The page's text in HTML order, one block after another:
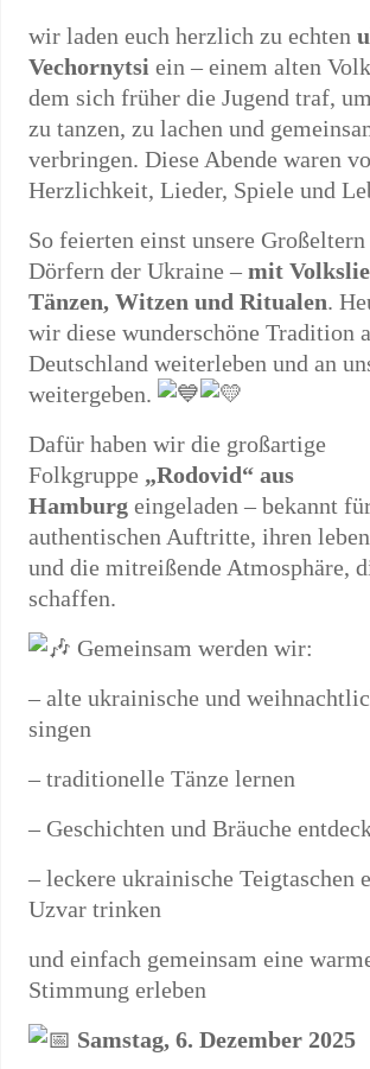
wir laden euch herzlich zu echten
Vechornytsi ein – einem alten
dem sich früher die Jugend traf,
zu tanzen, zu lachen und
verbringen. Diese Abende waren
Herzlichkeit, Lieder, Spiele und
So feierten einst unsere
Dörfern der Ukraine – mit
Tänzen, Witzen und Ritualen.
wir diese wunderschöne Tradition
Deutschland weiterleben und an
weitergeben.
Dafür haben wir die großartige
Folkgruppe „Rodovid“ aus
Hamburg eingeladen – bekannt
authentischen Auftritte, ihren
und die mitreißende Atmosphäre,
schaffen.
Gemeinsam werden wir:
– alte ukrainische und
singen
– traditionelle Tänze lernen
– Geschichten und Bräuche
– leckere ukrainische Teigtaschen
Uzvar trinken
und einfach gemeinsam eine
Stimmung erleben
Samstag, 6. Dezember 2025